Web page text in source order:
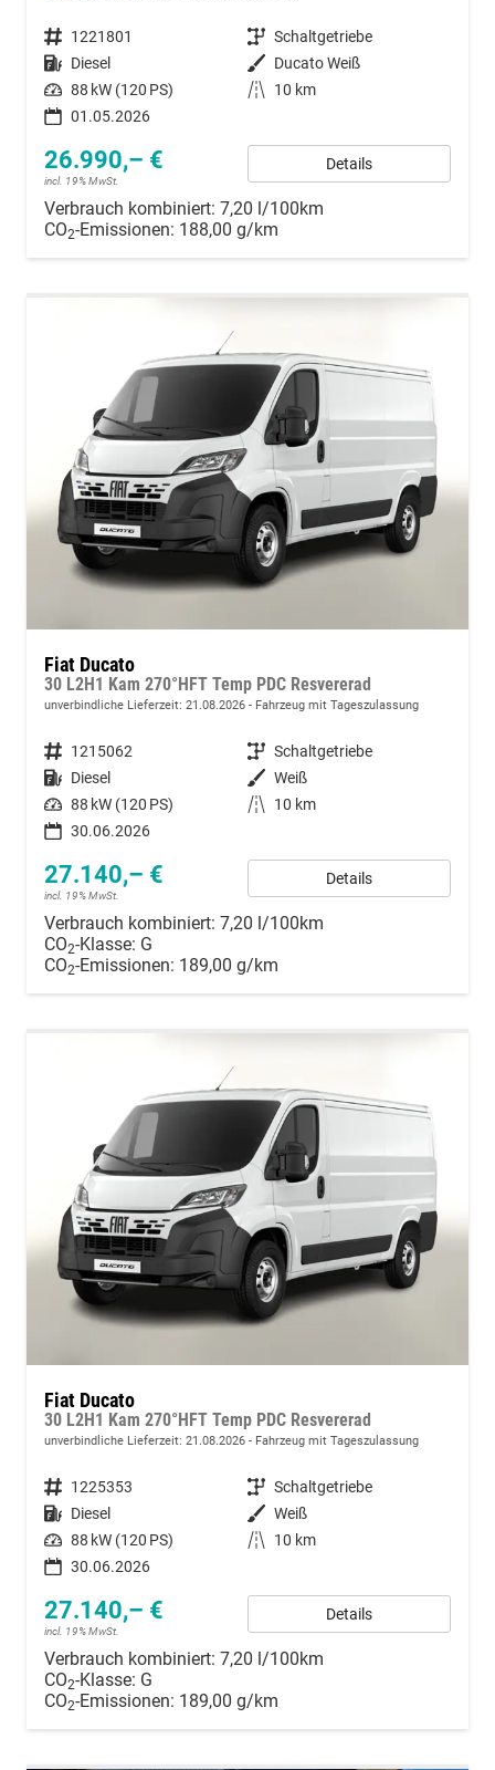
Fahrzeugnummer 1221801 Getriebe Schaltgetriebe
Kraftstoff Diesel Außenfarbe Ducato Weiß
Leistung 88 kW (120 PS) Kilometerstand
10 km
01.05.2026
26.990,– €
incl. 19% MwSt.
Details
Verbrauch kombiniert: 7,20 l/100km
CO2-Emissionen: 188,00 g/km
Fiat Ducato
30 L2H1 Kam 270°HFT Temp PDC Resvererad
unverbindliche Lieferzeit: 21.08.2026 Fahrzeug mit Tageszulassung
Fahrzeugnummer 1215062 Getriebe Schaltgetriebe
Kraftstoff Diesel Außenfarbe Weiß
Leistung 88 kW (120 PS) Kilometerstand
10 km
30.06.2026
27.140,– €
incl. 19% MwSt.
Details
Verbrauch kombiniert: 7,20 l/100km
CO2-Klasse: G
CO2-Emissionen: 189,00 g/km
Fiat Ducato
30 L2H1 Kam 270°HFT Temp PDC Resvererad
unverbindliche Lieferzeit: 21.08.2026 Fahrzeug mit Tageszulassung
Fahrzeugnummer 1225353 Getriebe Schaltgetriebe
Kraftstoff Diesel Außenfarbe Weiß
Leistung 88 kW (120 PS) Kilometerstand
10 km
30.06.2026
27.140,– €
incl. 19% MwSt.
Details
Verbrauch kombiniert: 7,20 l/100km
CO2-Klasse: G
CO2-Emissionen: 189,00 g/km